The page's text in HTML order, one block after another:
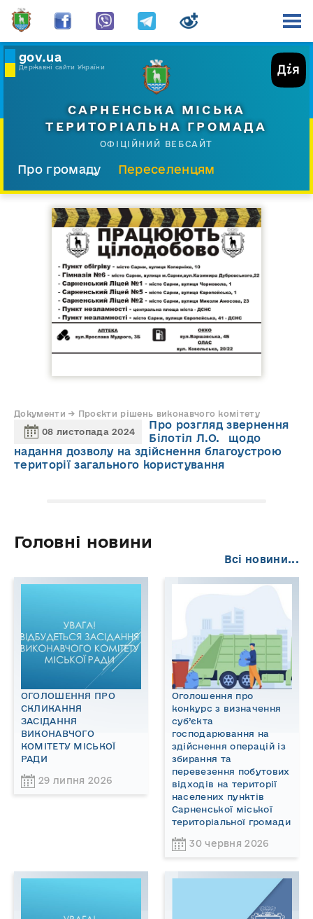
gov.ua
Державні сайти України
САРНЕНСЬКА МІСЬКА
ТЕРИТОРІАЛЬНА ГРОМАДА
ОФІЦІЙНИЙ ВЕБСАЙТ
Про громаду
Переселенцям
Прес-центр
Документи → Проєкти рішень виконавчого комітету
08 листопада 2024
Про розгляд звернення
Білотіл Л.О. щодо
надання дозволу на здійснення благоустрою
території загального користування
Головні новини
Всі новини...
ОГОЛОШЕННЯ ПРО
СКЛИКАННЯ
ЗАСІДАННЯ
ВИКОНАВЧОГО
КОМІТЕТУ МІСЬКОЇ
РАДИ
29 липня 2026
Оголошення про
конкурс з визначення
суб’єкта
господарювання на
здійснення операцій із
збирання та
перевезення побутових
відходів на території
населених пунктів
Сарненської міської
територіальної громади
30 червня 2026